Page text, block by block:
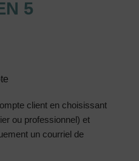
5
client en choisissant
ou professionnel) et
un courriel de